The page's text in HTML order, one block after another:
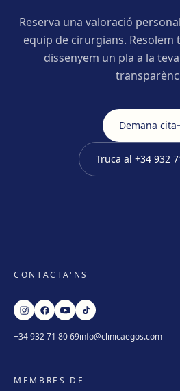
Reserva una valoració
equip de cirurgians. Resolem
dissenyem un pla a la
Demana cita
Truca al +34 932
CONTACTA'NS
+34 932 71 80 69info@clinicaegos.com
MEMBRES DE